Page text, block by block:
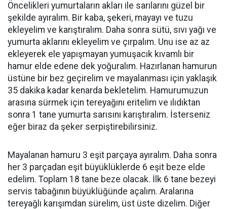
Öncelikleri yumurtaların akları ile sarılarını güzel bir
şekilde ayıralım. Bir kaba, şekeri, mayayı ve tuzu
ekleyelim ve karıştıralım. Daha sonra sütü, sıvı yağı ve
yumurta aklarını ekleyelim ve çırpalım. Unu ise az az
ekleyerek ele yapışmayan yumuşacık kıvamlı bir
hamur elde edene dek yoğuralım. Hazırlanan hamurun
üstüne bir bez geçirelim ve mayalanması için yaklaşık
35 dakika kadar kenarda bekletelim. Hamurumuzun
arasına sürmek için tereyağını eritelim ve ılıdıktan
sonra 1 tane yumurta sarısını karıştıralım. İsterseniz
eğer biraz da şeker serpiştirebilirsiniz.
Mayalanan hamuru 3 eşit parçaya ayıralım. Daha sonra
her 3 parçadan eşit büyüklüklerde 6 eşit beze elde
edelim. Toplam 18 tane beze olacak. İlk 6 tane bezeyi
servis tabağının büyüklüğünde açalım. Aralarına
tereyağlı karışımdan sürelim, üst üste dizelim. Diğer